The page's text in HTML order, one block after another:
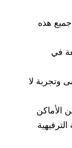
جميع هذه
في
وتجربة لا
الأماكن